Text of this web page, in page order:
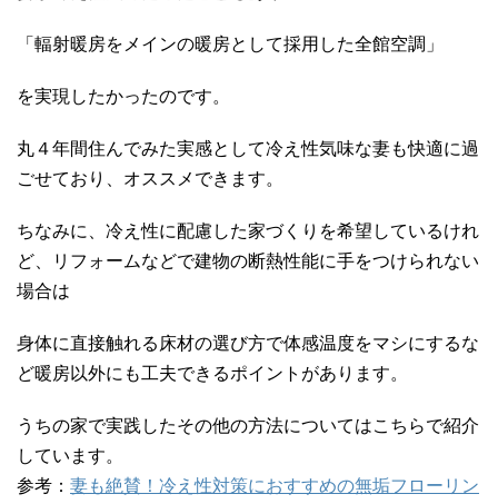
「輻射暖房をメインの暖房として採用した全館空調」
を実現したかったのです。
丸４年間住んでみた実感として冷え性気味な妻も快適に過
ごせており、オススメできます。
ちなみに、冷え性に配慮した家づくりを希望しているけれ
ど、リフォームなどで建物の断熱性能に手をつけられない
場合は
身体に直接触れる床材の選び方で体感温度をマシにするな
ど暖房以外にも工夫できるポイントがあります。
うちの家で実践したその他の方法についてはこちらで紹介
しています。
参考： 妻も絶賛！冷え性対策におすすめの無垢フローリン